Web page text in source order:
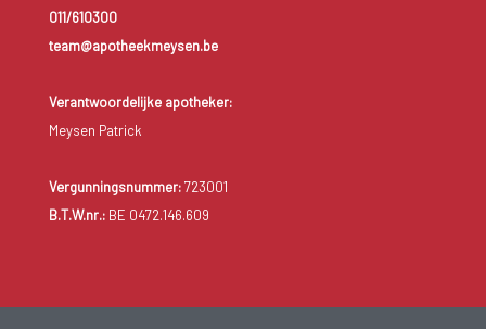
011/610300
team@apotheekmeysen.be
Verantwoordelijke apotheker:
Meysen Patrick
Vergunningsnummer:723001
B.T.W.nr.:BE 0472.146.609